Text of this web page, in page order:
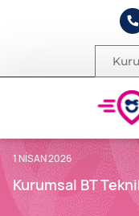
1 NISAN 2026
Kurumsal BT